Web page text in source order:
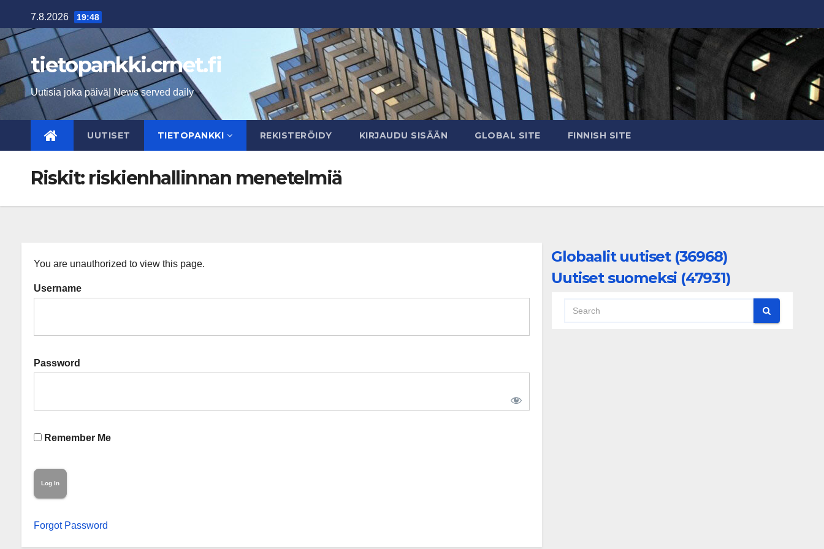
to
content
7.8.2026 19:48
tietopankki.crnet.fi
Uutisia joka päivä| News served daily
UUTISET TIETOPANKKI REKISTERÖIDY KIRJAUDU SISÄÄN GLOBAL SITE FINNISH SITE
Riskit: riskienhallinnan menetelmiä
You are unauthorized to view this page.
Username
Password
Remember Me
Forgot Password
Globaalit uutiset (36968)
Uutiset suomeksi (47931)